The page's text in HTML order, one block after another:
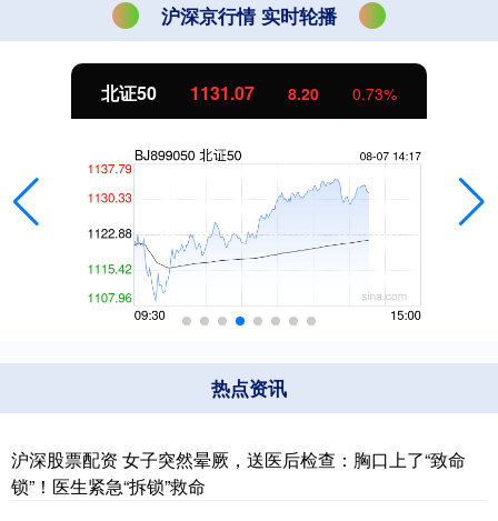
沪深京行情 实时轮播
北证50 1131.07 8.20 0.73%
热点资讯
沪深股票配资 女子突然晕厥，送医后检查：胸口上了“致命
锁”！医生紧急“拆锁”救命